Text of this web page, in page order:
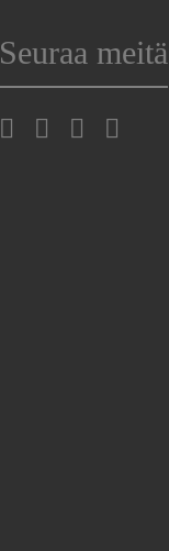
Seuraa meitä